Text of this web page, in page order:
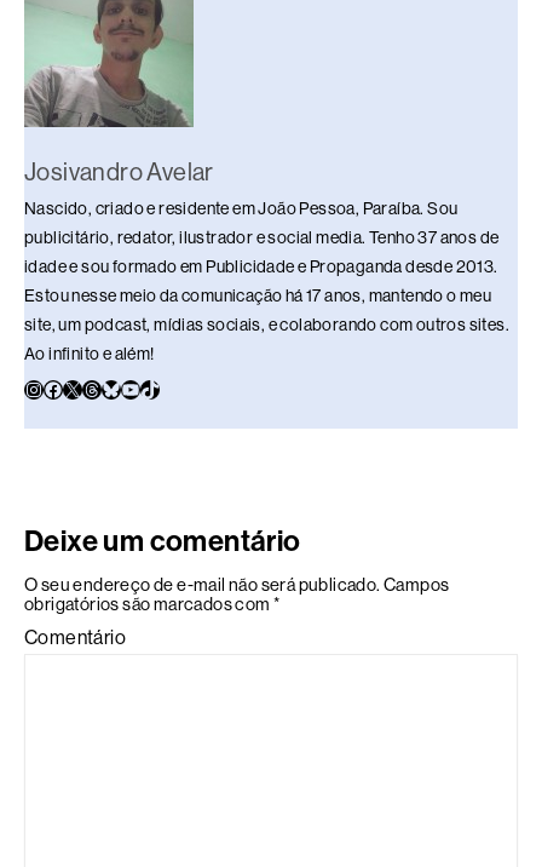
o
Josivandro Avelar
Nascido, criado e residente em João Pessoa, Paraíba. Sou
publicitário, redator, ilustrador e social media. Tenho 37 anos de
idade e sou formado em Publicidade e Propaganda desde 2013.
Estou nesse meio da comunicação há 17 anos, mantendo o meu
site, um podcast, mídias sociais, e colaborando com outros sites.
Ao infinito e além!
Deixe um comentário
O seu endereço de e-mail não será publicado. Campos
obrigatórios são marcados com *
Comentário